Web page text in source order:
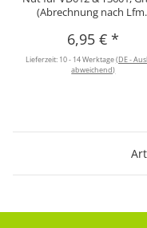
(Abrechnung nach
6,95 €*
Lieferzeit: 10 - 14 Werktage(DE -
abweichend)